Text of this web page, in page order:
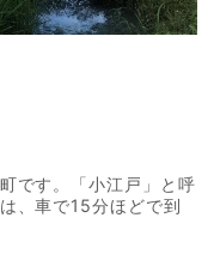
です。「小江戸」と呼
、車で15分ほどで到